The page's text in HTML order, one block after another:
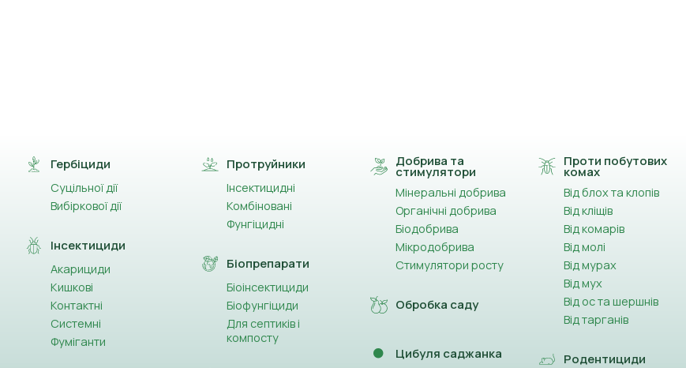
Гербіциди
Суцільної дії
Вибіркової дії
Інсектициди
Акарициди
Кишкові
Контактні
Системні
Фуміганти
Протруйники
Інсектицидні
Комбіновані
Фунгіцидні
Біопрепарати
Біоінсектициди
Біофунгіциди
Для септиків і
компосту
Добрива та
стимулятори
Мінеральні добрива
Органічні добрива
Біодобрива
Мікродобрива
Стимулятори росту
Обробка саду
Цибуля саджанка
Проти побутових
комах
Від блох та клопів
Від кліщів
Від комарів
Від молі
Від мурах
Від мух
Від ос та шершнів
Від тарганів
Родентициди